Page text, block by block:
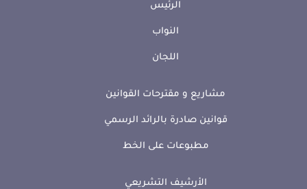
الرئيس
النواب
اللجان
مشاريع و مقترحات القوانين
قوانين صادرة بالرائد الرسمي
مطبوعات على الخط
الأرشيف التشريعي